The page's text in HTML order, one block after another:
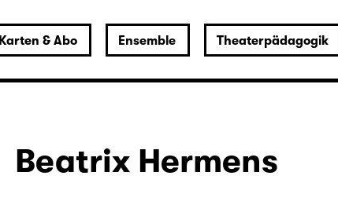
Karten & Abo Ensemble Theaterpädagogik
Beatrix Hermens